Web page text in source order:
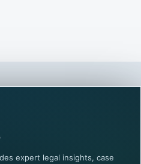
expert legal insights, case